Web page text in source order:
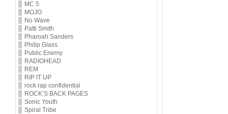
MC 5
MOJO
No Wave
Patti Smith
Pharoah Sanders
Philip Glass
Public Enemy
RADIOHEAD
REM
RIP IT UP
rock rap confidential
ROCK’S BACK PAGES
Sonic Youth
Spiral Tribe